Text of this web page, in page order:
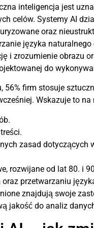
inteligencja jest
celów. Systemy AI
oraz
języka
i zrozumienie obrazu
do
56% firm stosuje
Wskazuje to na
zasad dotyczących
rozwijane od lat 80. i
przetwarzaniu
znajdują swoje
jakość do analiz